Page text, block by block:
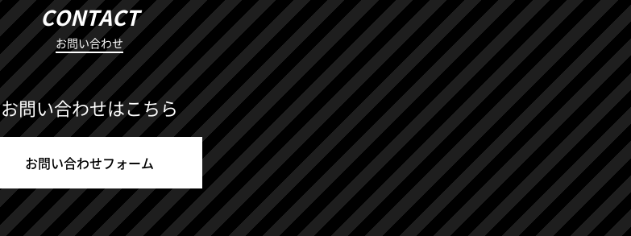
CONTACT
お問い合わせ
お問い合わせはこちら
お問い合わせフォーム